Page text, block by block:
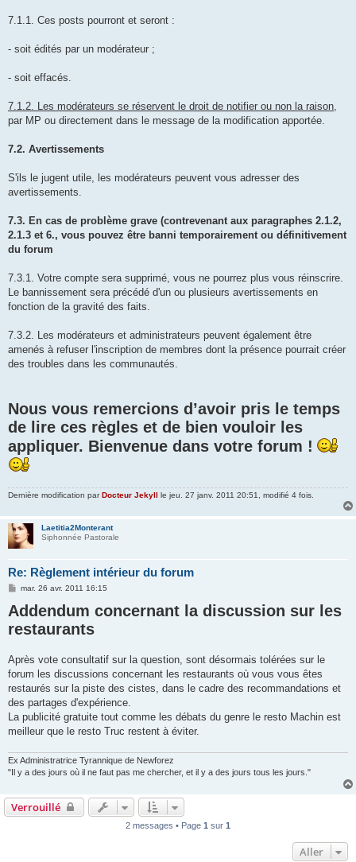
7.1.1. Ces posts pourront et seront :
- soit édités par un modérateur ;
- soit effacés.
7.1.2. Les modérateurs se réservent le droit de notifier ou non la raison,
par MP ou directement dans le message de la modification apportée.
7.2. Avertissements
S'ils le jugent utile, les modérateurs peuvent vous adresser des
avertissements.
7.3. En cas de problème grave (contrevenant aux paragraphes 2.1.2,
2.1.3 et 6., vous pouvez être banni temporairement ou définitivement
du forum
7.3.1. Votre compte sera supprimé, vous ne pourrez plus vous réinscrire.
Le bannissement sera précédé d'un ou plusieurs avertissements en
fonction de la gravité des faits.
7.3.2. Les modérateurs et administrateurs peuvent également être
amenés à refuser l'inscription de membres dont la présence pourrait créer
des troubles dans les communautés.
Nous vous remercions d’avoir pris le temps
de lire ces règles et de bien vouloir les
appliquer. Bienvenue dans votre forum !
Dernière modification parDocteur Jekyll le jeu. 27 janv. 2011 20:51, modifié 4 fois.
Laetitia2Monterant
Siphonnée Pastorale
Re: Règlement intérieur du forum
M
s
s
a
g
mar. 26 avr. 2011 16:15
Addendum concernant la discussion sur les
restaurants
Après vote consultatif sur la question, sont désormais tolérées sur le
forum les discussions concernant les restaurants où vous vous êtes
restaurés sur la piste des cistes, dans le cadre des recommandations et
des partages d'expérience.
La publicité gratuite tout comme les débats du genre le resto Machin est
meilleur que le resto Truc restent à éviter.
Ex Administratrice Tyrannique de Newforez
"Il y a des jours où il ne faut pas me chercher, et il y a des jours tous les jours."
Verrouillé
2 messages • Page 1 sur 1
Aller